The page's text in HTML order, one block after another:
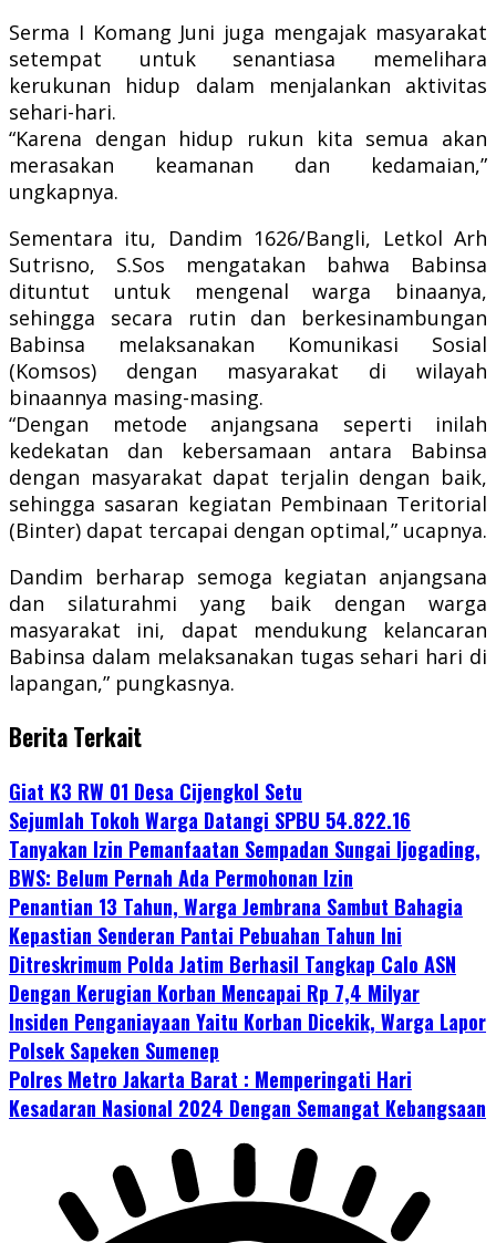
Serma I Komang Juni juga mengajak masyarakat
setempat untuk senantiasa memelihara
kerukunan hidup dalam menjalankan aktivitas
sehari-hari.
“Karena dengan hidup rukun kita semua akan
merasakan keamanan dan kedamaian,”
ungkapnya.
Sementara itu, Dandim 1626/Bangli, Letkol Arh
Sutrisno, S.Sos mengatakan bahwa Babinsa
dituntut untuk mengenal warga binaanya,
sehingga secara rutin dan berkesinambungan
Babinsa melaksanakan Komunikasi Sosial
(Komsos) dengan masyarakat di wilayah
binaannya masing-masing.
“Dengan metode anjangsana seperti inilah
kedekatan dan kebersamaan antara Babinsa
dengan masyarakat dapat terjalin dengan baik,
sehingga sasaran kegiatan Pembinaan Teritorial
(Binter) dapat tercapai dengan optimal,” ucapnya.
Dandim berharap semoga kegiatan anjangsana
dan silaturahmi yang baik dengan warga
masyarakat ini, dapat mendukung kelancaran
Babinsa dalam melaksanakan tugas sehari hari di
lapangan,” pungkasnya.
Berita Terkait
Giat K3 RW 01 Desa Cijengkol Setu
Sejumlah Tokoh Warga Datangi SPBU 54.822.16
Tanyakan Izin Pemanfaatan Sempadan Sungai Ijogading,
BWS: Belum Pernah Ada Permohonan Izin
Penantian 13 Tahun, Warga Jembrana Sambut Bahagia
Kepastian Senderan Pantai Pebuahan Tahun Ini
Ditreskrimum Polda Jatim Berhasil Tangkap Calo ASN
Dengan Kerugian Korban Mencapai Rp 7,4 Milyar
Insiden Penganiayaan Yaitu Korban Dicekik, Warga Lapor
Polsek Sapeken Sumenep
Polres Metro Jakarta Barat : Memperingati Hari
Kesadaran Nasional 2024 Dengan Semangat Kebangsaan